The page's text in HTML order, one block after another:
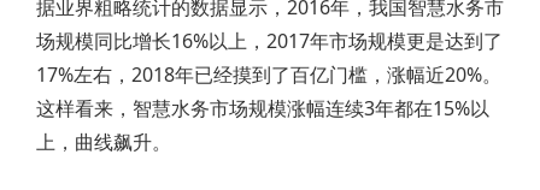
据业界粗略统计的数据显示，2016年，我国智慧水务市
场规模同比增长16%以上，2017年市场规模更是达到了
17%左右，2018年已经摸到了百亿门槛，涨幅近20%。
这样看来，智慧水务市场规模涨幅连续3年都在15%以
上，曲线飙升。